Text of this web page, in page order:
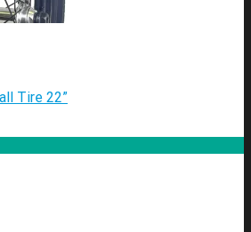
Tire 22”